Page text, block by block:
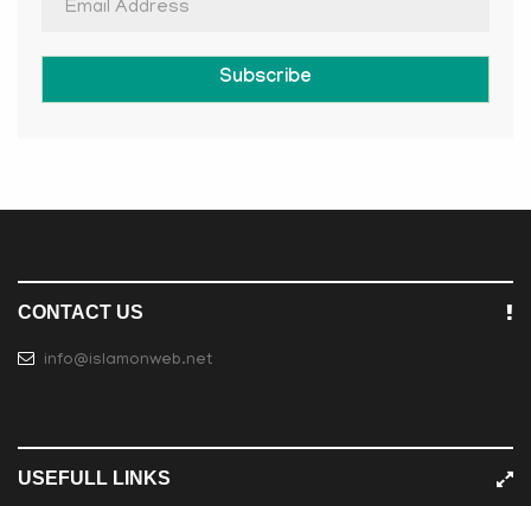
Subscribe
CONTACT US
info@islamonweb.net
USEFULL LINKS